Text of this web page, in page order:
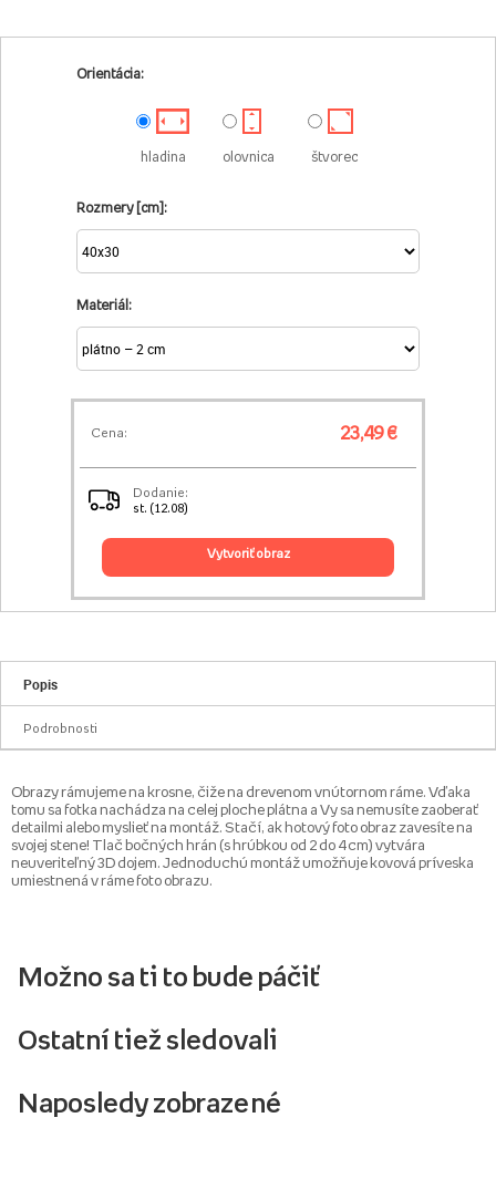
Orientácia:
hladina olovnica štvorec
Rozmery [cm]:
Materiál:
Cena: 23,49 €
Dodanie:
st. (12.08)
vytvoriť obraz
Popis
Podrobnosti
Obrazy rámujeme na krosne, čiže na drevenom vnútornom ráme. Vďaka
tomu sa fotka nachádza na celej ploche plátna a Vy sa nemusíte zaoberať
detailmi alebo myslieť na montáž. Stačí, ak hotový foto obraz zavesíte na
svojej stene! Tlač bočných hrán (s hrúbkou od 2 do 4 cm) vytvára
neuveriteľný 3D dojem. Jednoduchú montáž umožňuje kovová príveska
umiestnená v ráme foto obrazu.
Možno sa ti to bude páčiť
Ostatní tiež sledovali
Naposledy zobrazené